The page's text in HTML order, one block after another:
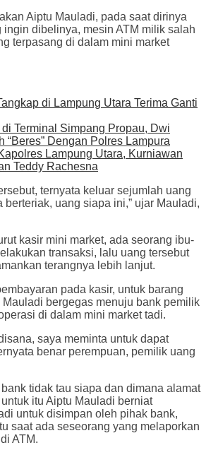
Aiptu Mauladi, pada saat dirinya
ingin dibelinya, mesin ATM milik salah
terpasang di dalam mini market
di Lampung Utara Terima Ganti
Terminal Simpang Propau, Dwi
“Beres” Dengan Polres Lampura
Lampung Utara, Kurniawan
Teddy Rachesna
ternyata keluar sejumlah uang
berteriak, uang siapa ini,” ujar Mauladi,
kasir mini market, ada seorang ibu-
transaksi, lalu uang tersebut
terangnya lebih lanjut.
pada kasir, untuk barang
bergegas menuju bank pemilik
di dalam mini market tadi.
saya meminta untuk dapat
benar perempuan, pemilik uang
tidak tau siapa dan dimana alamat
itu Aiptu Mauladi berniat
untuk disimpan oleh pihak bank,
saat ada seseorang yang melaporkan
ATM.